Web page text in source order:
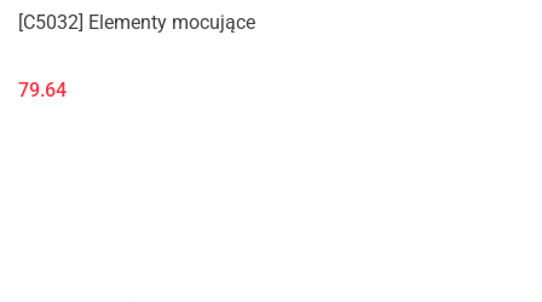
[C5032] Elementy mocujące
79.64